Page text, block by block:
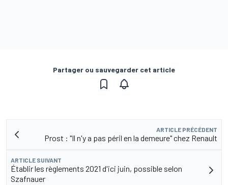
Partager ou sauvegarder cet article
ARTICLE PRÉCÉDENT
Prost : "Il n'y a pas péril en la demeure" chez Renault
ARTICLE SUIVANT
Établir les règlements 2021 d'ici juin, possible selon
Szafnauer